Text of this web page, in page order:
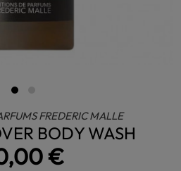
FREDERIC MALLE
BODY WASH
€